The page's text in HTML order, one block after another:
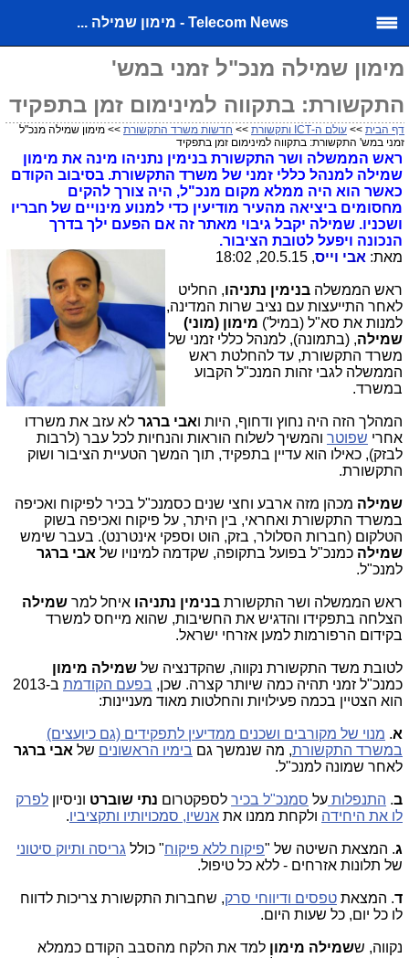
Telecom News - מימון שמילה ...
מימון שמילה מנכ"ל זמני במש'
התקשורת: בתקווה למינימום זמן בתפקיד
דף הבית >> עולם ה-ICT ותקשורת >> חדשות משרד התקשורת >> מימון שמילה מנכ"ל
זמני במש' התקשורת: בתקווה למינימום זמן בתפקיד
ראש הממשלה ושר התקשורת בנימין נתניהו מינה את מימון
שמילה למנהל כללי זמני של משרד התקשורת. בסיבוב הקודם
כאשר הוא היה ממלא מקום מנכ"ל, היה צורך להקים
מחסומים ביציאה מהעיר מודיעין כדי למנוע מינויים של חבריו
ושכניו. שמילה יקבל גיבוי מאתר זה אם הפעם ילך בדרך
הנכונה ויפעל לטובת הציבור.
מאת: אבי וייס, 20.5.15, 18:02
ראש הממשלה בנימין נתניהו, החליט
לאחר התייעצות עם נציב שרות המדינה,
למנות את סא"ל (במיל') מימון (מוני)
שמילה, (בתמונה), למנהל כללי זמני של
משרד התקשורת, עד להחלטת ראש
הממשלה לגבי זהות המנכ"ל הקבוע
במשרד.
המהלך הזה היה נחוץ ודחוף, היות ואבי ברגר לא עזב את משרדו
אחרי שפוטר והמשיך לשלוח הוראות והנחיות לכל עבר (לרבות
לבזק), כאילו הוא עדיין בתפקיד, תוך המשך הטעיית הציבור ושוק
התקשורת.
שמילה מכהן מזה ארבע וחצי שנים כסמנכ"ל בכיר לפיקוח ואכיפה
במשרד התקשורת ואחראי, בין היתר, על פיקוח ואכיפה בשוק
הטלקום (חברות הסלולר, בזק, הוט וספקי אינטרנט). בעבר שימש
שמילה כמנכ"ל בפועל בתקופה, שקדמה למינויו של אבי ברגר
למנכ"ל.
ראש הממשלה ושר התקשורת בנימין נתניהו איחל למר שמילה
הצלחה בתפקידו והדגיש את החשיבות, שהוא מייחס למשרד
בקידום הרפורמות למען אזרחי ישראל.
לטובת משד התקשורת נקווה, שהקדנציה של שמילה מימון
כמנכ"ל זמני תהיה כמה שיותר קצרה. שכן, בפעם הקודמת
ב-2013
הוא הצטיין בכמה פעילויות והחלטות מאוד מעניינות:
א. מנוי של מקורבים ושכנים ממדיעין לתפקידים (גם כיועצים)
במשרד התקשורת, מה שנמשך גם בימיו הראשונים של אבי ברגר
לאחר שמונה למנכ"ל.
ב. התנפלות על סמנכ"ל בכיר לספקטרום נתי שוברט וניסיון לפרק
לו את היחידה ולקחת ממנו את אנשיו, סמכויותיו ותקציביו.
ג. המצאת השיטה של "פיקוח ללא פיקוח" כולל גריסה ותיוק סיטוני
של תלונות אזרחים - ללא כל טיפול.
ד. המצאת טפסים ודיווחי סרק, שחברות התקשורת צריכות לדווח
לו כל יום, כל שעות היום.
נקווה, ששמילה מימון למד את הלקח מהסבב הקודם כממלא